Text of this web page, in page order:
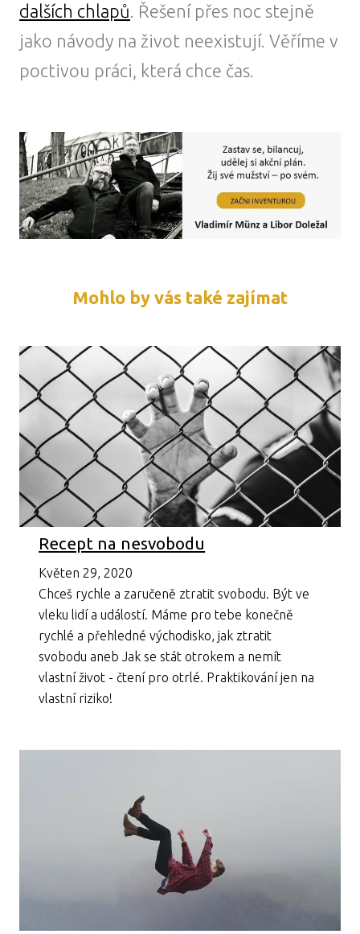
dalších chlapů. Řešení přes noc stejně
jako návody na život neexistují. Věříme v
poctivou práci, která chce čas.
Mohlo by vás také zajímat
Recept na nesvobodu
Květen 29, 2020
Chceš rychle a zaručeně ztratit svobodu. Být ve
vleku lidí a událostí. Máme pro tebe konečně
rychlé a přehledné východisko, jak ztratit
svobodu aneb Jak se stát otrokem a nemít
vlastní život - čtení pro otrlé. Praktikování jen na
vlastní riziko!